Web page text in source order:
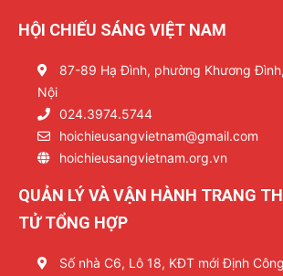
HỘI CHIẾU SÁNG VIỆT NAM
87-89 Hạ Đình, phường Khương
Nội
024.3974.5744
hoichieusangvietnam@gmail.com
hoichieusangvietnam.org.vn
QUẢN LÝ VÀ VẬN HÀNH TRANG
TỬ TỔNG HỢP
Số nhà C6, Lô 18, KĐT mới Định